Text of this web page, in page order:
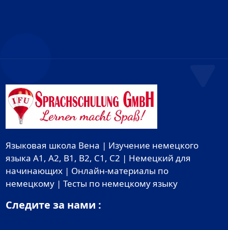
Языковая школа Вена | Изучение немецкого
языка A1, A2, B1, B2, C1, C2 | Немецкий для
начинающих | Онлайн-материалы по
немецкому | Тесты по немецкому языку
Следите за нами :